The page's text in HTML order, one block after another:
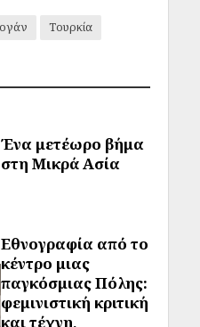
Τουρκία
Ένα μετέωρο βήμα
στη Μικρά Ασία
Εθνογραφία από το
κέντρο μιας
παγκόσμιας Πόλης:
φεμινιστική κριτική
και τέχνη,